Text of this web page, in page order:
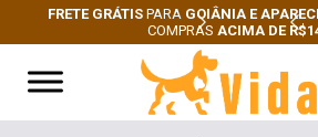
FRETE GRÁTIS PARA GOIÂNIA E
COMPRAS ACIMA DE
Next